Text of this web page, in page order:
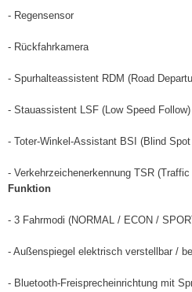
- Regensensor
- Rückfahrkamera
- Spurhalteassistent RDM (Road
- Stauassistent LSF (Low Speed Follow)
- Toter-Winkel-Assistant BSI (Blind
- Verkehrzeichenerkennung TSR
Funktion
- 3 Fahrmodi (NORMAL / ECON /
- Außenspiegel elektrisch verstellbar /
- Bluetooth-Freisprecheinrichtung mit